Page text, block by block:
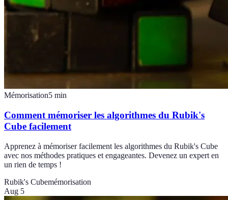
Mémorisation5 min
Comment mémoriser les algorithmes du Rubik's
Cube facilement
Apprenez à mémoriser facilement les algorithmes du Rubik's Cube
avec nos méthodes pratiques et engageantes. Devenez un expert en
un rien de temps !
Rubik's Cubemémorisation
Aug 5